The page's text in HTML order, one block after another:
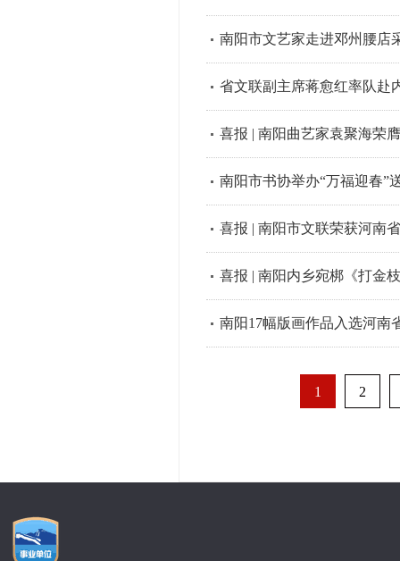
南阳市文艺家走进邓州腰
省文联副主席蒋愈红率队赴
喜报 | 南阳曲艺家袁聚海荣
南阳市书协举办“万福迎春”
喜报 | 南阳市文联荣获河南
喜报 | 南阳内乡宛梆《打金
南阳17幅版画作品入选河南
1 2